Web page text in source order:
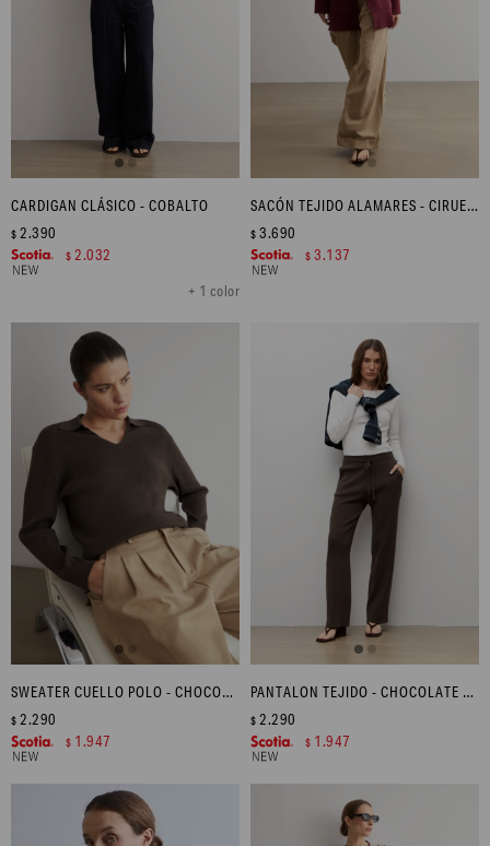
CARDIGAN CLÁSICO - COBALTO
+ 1 color
$ 2.390
$ 2.032
SACÓN TEJIDO ALAMARES - CIRUELA
$ 3.690
$ 3.137
SWEATER CUELLO POLO - CHOCOLATE MELANGE
$ 2.290
$ 1.947
PANTALON TEJIDO - CHOCOLATE MELANGE
$ 2.290
$ 1.947